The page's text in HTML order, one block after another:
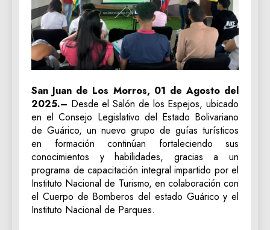
San Juan de Los Morros, 01 de Agosto del
2025.– Desde el Salón de los Espejos, ubicado
en el Consejo Legislativo del Estado Bolivariano
de Guárico, un nuevo grupo de guías turísticos
en formación continúan fortaleciendo sus
conocimientos y habilidades, gracias a un
programa de capacitación integral impartido por el
Instituto Nacional de Turismo, en colaboración con
el Cuerpo de Bomberos del estado Guárico y el
Instituto Nacional de Parques.